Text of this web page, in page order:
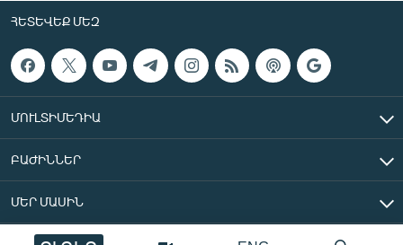
ՀԵՏԵՎԵՔ ՄԵԶ
ՄՈՒԼՏԻՄԵԴԻԱ
ԲԱԺԻՆՆԵՐ
ՄԵՐ ՄԱՍԻՆ